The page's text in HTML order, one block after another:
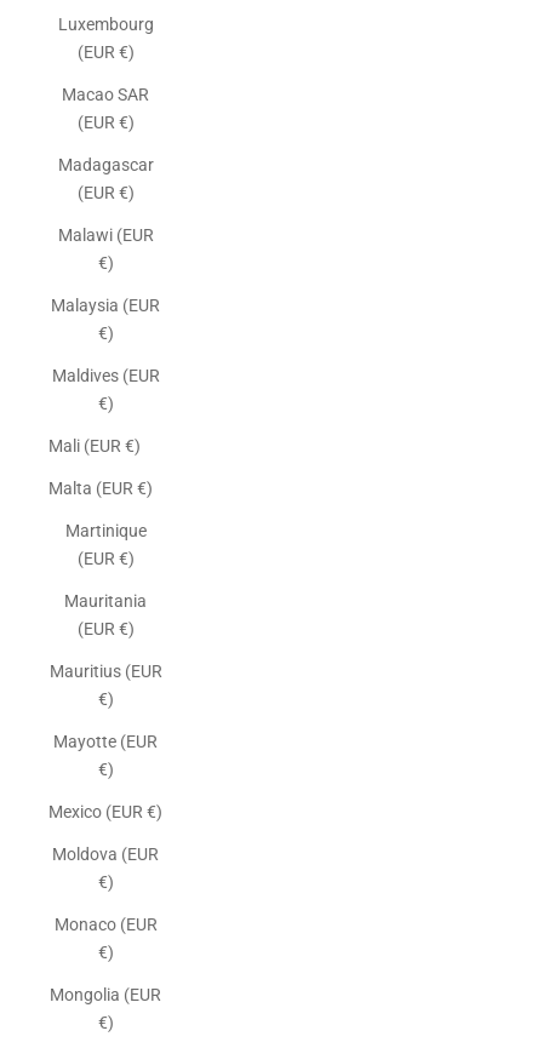
Luxembourg
(EUR €)
Macao SAR
(EUR €)
Madagascar
(EUR €)
Malawi (EUR
€)
Malaysia (EUR
€)
Maldives (EUR
€)
Mali (EUR €)
Malta (EUR €)
Martinique
(EUR €)
Mauritania
(EUR €)
Mauritius (EUR
€)
Mayotte (EUR
€)
Mexico (EUR €)
Moldova (EUR
€)
Monaco (EUR
€)
Mongolia (EUR
€)